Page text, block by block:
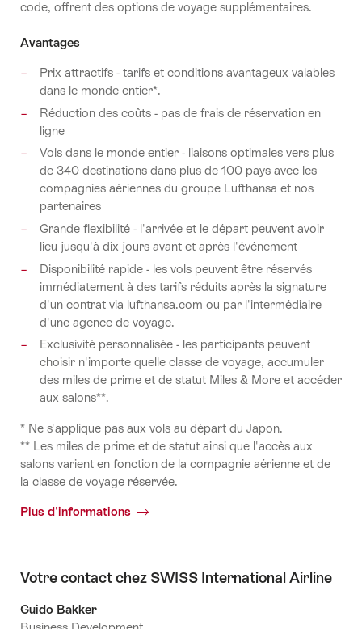
code, offrent des options de voyage supplémentaires.
Avantages
Prix attractifs - tarifs et conditions avantageux valables
dans le monde entier*.
Réduction des coûts - pas de frais de réservation en
ligne
Vols dans le monde entier - liaisons optimales vers plus
de 340 destinations dans plus de 100 pays avec les
compagnies aériennes du groupe Lufthansa et nos
partenaires
Grande flexibilité - l'arrivée et le départ peuvent avoir
lieu jusqu'à dix jours avant et après l'événement
Disponibilité rapide - les vols peuvent être réservés
immédiatement à des tarifs réduits après la signature
d'un contrat via lufthansa.com ou par l'intermédiaire
d'une agence de voyage.
Exclusivité personnalisée - les participants peuvent
choisir n'importe quelle classe de voyage, accumuler
des miles de prime et de statut Miles & More et accéder
aux salons**.
* Ne s'applique pas aux vols au départ du Japon.
** Les miles de prime et de statut ainsi que l'accès aux
salons varient en fonction de la compagnie aérienne et de
la classe de voyage réservée.
Plus d'informations
Votre contact chez SWISS International Airline
Guido Bakker